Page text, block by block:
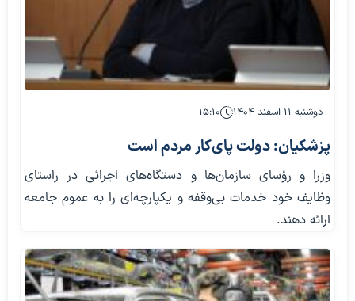
دوشنبه ۱۱ اسفند ۱۴۰۴ ۱۵:۱۰
پزشکیان: دولت پای‌کار مردم است
وزرا و رؤسای سازمان‌ها و دستگاه‌های اجرائی در راستای
وظایف خود خدمات بی‌وقفه و یکپارچه‌ای را به عموم جامعه
ارائه دهند.